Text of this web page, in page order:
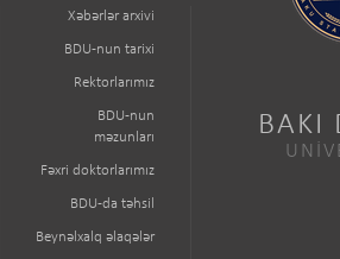
Xəbərlər arxivi
BDU-nun tarixi
Rektorlarımız
BDU-nun
məzunları
Fəxri doktorlarımız
BDU-da təhsil
Beynəlxalq əlaqələr
BAKI